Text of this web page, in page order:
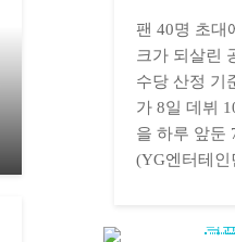
팬 40명 초
크가 되살린
수당 산정 기
가 8일 데뷔
을 하루 앞둔
(YG엔터테인